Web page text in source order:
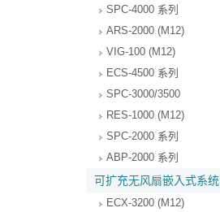
SPC-4000 系列
ARS-2000 (M12)
VIG-100 (M12)
ECS-4500 系列
SPC-3000/3500
RES-1000 (M12)
SPC-2000 系列
ABP-2000 系列
可扩充无风扇嵌入式系统
ECX-3200 (M12)